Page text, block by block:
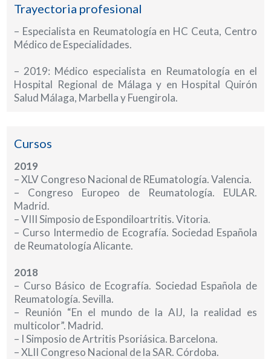
Trayectoria profesional
– Especialista en Reumatología en HC Ceuta, Centro
Médico de Especialidades.
– 2019: Médico especialista en Reumatología en el
Hospital Regional de Málaga y en Hospital Quirón
Salud Málaga, Marbella y Fuengirola.
Cursos
2019
– XLV Congreso Nacional de REumatología. Valencia.
– Congreso Europeo de Reumatología. EULAR.
Madrid.
– VIII Simposio de Espondiloartritis. Vitoria.
– Curso Intermedio de Ecografía. Sociedad Española
de Reumatología Alicante.
2018
– Curso Básico de Ecografía. Sociedad Española de
Reumatología. Sevilla.
– Reunión “En el mundo de la AIJ, la realidad es
multicolor”. Madrid.
– I Simposio de Artritis Psoriásica. Barcelona.
– XLII Congreso Nacional de la SAR. Córdoba.